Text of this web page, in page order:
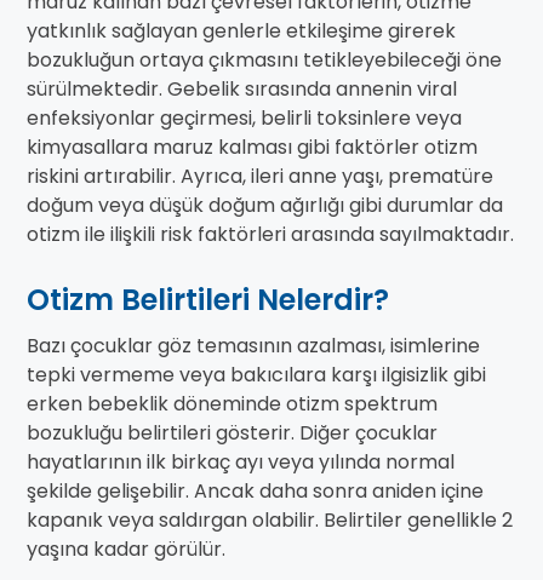
yatkınlık sağlayan genlerle etkileşime girerek
bozukluğun ortaya çıkmasını tetikleyebileceği öne
sürülmektedir. Gebelik sırasında annenin viral
enfeksiyonlar geçirmesi, belirli toksinlere veya
kimyasallara maruz kalması gibi faktörler otizm
riskini artırabilir. Ayrıca, ileri anne yaşı, prematüre
doğum veya düşük doğum ağırlığı gibi durumlar da
otizm ile ilişkili risk faktörleri arasında sayılmaktadır.
Otizm Belirtileri Nelerdir?
Bazı çocuklar göz temasının azalması, isimlerine
tepki vermeme veya bakıcılara karşı ilgisizlik gibi
erken bebeklik döneminde otizm spektrum
bozukluğu belirtileri gösterir. Diğer çocuklar
hayatlarının ilk birkaç ayı veya yılında normal
şekilde gelişebilir. Ancak daha sonra aniden içine
kapanık veya saldırgan olabilir. Belirtiler genellikle 2
yaşına kadar görülür.